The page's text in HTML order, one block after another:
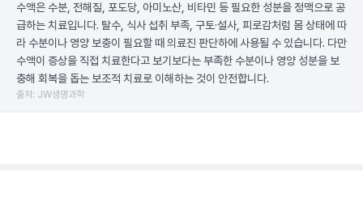
수액은 수분, 전해질, 포도당, 아미노산, 비타민 등 필요한 성분을 정맥으로 공
급하는 치료입니다. 탈수, 식사 섭취 부족, 구토·설사, 피로감처럼 몸 상태에 따
라 수분이나 영양 보충이 필요할 때 의료진 판단하에 사용될 수 있습니다. 다만
수액이 증상을 직접 치료한다고 보기보다는 부족한 수분이나 영양 성분을 보
충해 회복을 돕는 보조적 치료로 이해하는 것이 안전합니다.
출처: JW생명과학